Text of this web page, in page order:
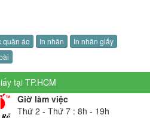
quần áo In nhãn
In nhãn giấy
tại TP.HCM
Giờ làm việc
Thứ 2 - Thứ 7 : 8h - 19h